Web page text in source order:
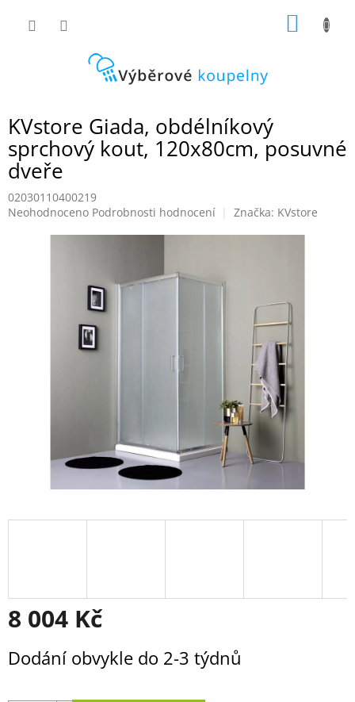
KVstore Giada, obdélníkový
sprchový kout, 120x80cm, posuvné
dveře
02030110400219
Průměrné
Neohodnoceno Podrobnosti hodnocení Značka: KVstore
8 004 Kč
cena:
Dodání obvykle do 2-3 týdnů